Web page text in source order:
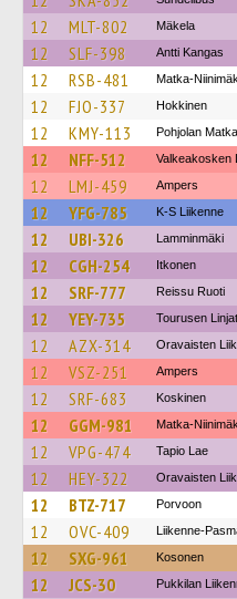
12 MLT-802 Mäkela
12 SLF-398 Antti Kangas
12 RSB-481 Matka-
12 FJO-337 Hokkinen
12 KMY-113 Pohjolan Matka
12 NFF-512 Valkeakosken
12 LMJ-459 Ampers
12 YFG-785 K-S Liikenne
12 UBI-326 Lamminmäki
12 CGH-254 Itkonen
12 SRF-777 Reissu Ruoti
12 YEY-735 Tourusen Linjat
12 AZX-314 Oravaisten
12 VSZ-251 Ampers
12 SRF-683 Koskinen
12 GGM-981 Matka-
12 VPG-474 Tapio Lae
12 HEY-322 Oravaisten
12 BTZ-717 Porvoon
12 OVC-409 Liikenne-
12 SXG-961 Kosonen
12 JCS-30 Pukkilan